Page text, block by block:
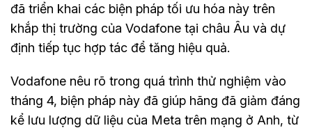
đã triển khai các biện pháp tối ưu hóa này trên
khắp thị trường của Vodafone tại châu Âu và dự
định tiếp tục hợp tác để tăng hiệu quả.
Vodafone nêu rõ trong quá trình thử nghiệm vào
tháng 4, biện pháp này đã giúp hãng đã giảm đáng
kể lưu lượng dữ liệu của Meta trên mạng ở Anh, từ